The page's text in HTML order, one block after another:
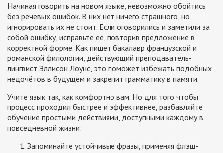
Начиная говорить на новом языке, невозможно обойтись
без речевых ошибок. В них нет ничего страшного, но
игнорировать их не стоит. Если оговорились и заметили за
собой ошибку, исправьте её, повторив предложение в
корректной форме. Как пишет бакалавр французской и
романской филологии, действующий преподаватель-
лингвист Эллисон Лоунс, это поможет избежать подобных
недочётов в будущем и закрепит грамматику в памяти.
Учите язык так, как комфортно вам. Но для того чтобы
процесс проходил быстрее и эффективнее, разбавляйте
обучение простыми действиями, доступными каждому в
повседневной жизни:
Запоминайте устойчивые фразы, применяя флэш-